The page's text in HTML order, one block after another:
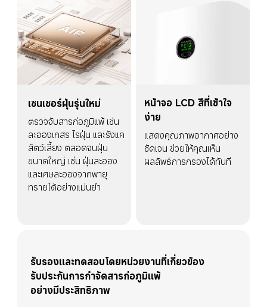
เซนเซอร์ฝุ่นรุ่นใหม่
ตรวจจับสารก่อภูมิแพ้ เช่น
ละอองเกสร ไรฝุ่น และรังแค
สัตว์เลี้ยง ตลอดจนฝุ่น
ขนาดใหญ่ เช่น ฝุ่นละออง
และเศษละอองจากพายุ
ทรายได้อย่างแม่นยำ
หน้าจอ LCD สีที่เข้าใจ
ง่าย
แสดงคุณภาพอากาศอย่าง
ชัดเจน ช่วยให้คุณเห็น
ผลลัพธ์การกรองได้ทันที
รับรองและทดสอบโดยหน่วยงานที่เกี่ยวข้อง
รับประกันการกำจัดสารก่อภูมิแพ้
อย่างมีประสิทธิภาพ